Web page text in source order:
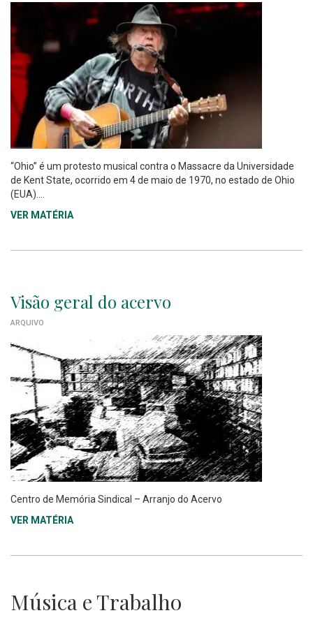
“Ohio” é um protesto musical contra o Massacre da Universidade
de Kent State, ocorrido em 4 de maio de 1970, no estado de Ohio
(EUA)....
VER MATÉRIA
Visão geral do acervo
ARQUIVO
Centro de Memória Sindical – Arranjo do Acervo
VER MATÉRIA
Música e Trabalho